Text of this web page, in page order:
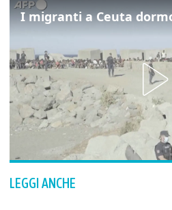
LEGGI ANCHE